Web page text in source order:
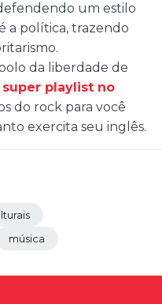
um estilo
a política, trazendo
da liberdade de
super playlist no
do rock para você
exercita seu inglês.
música